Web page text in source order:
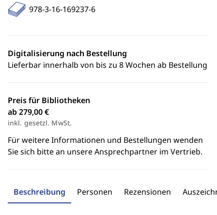
978-3-16-169237-6
Digitalisierung nach Bestellung
Lieferbar innerhalb von bis zu 8 Wochen ab Bestellung
Preis für Bibliotheken
ab 279,00 €
inkl. gesetzl. MwSt.
Für weitere Informationen und Bestellungen wenden
Sie sich bitte an unsere Ansprechpartner im Vertrieb.
Beschreibung Personen Rezensionen